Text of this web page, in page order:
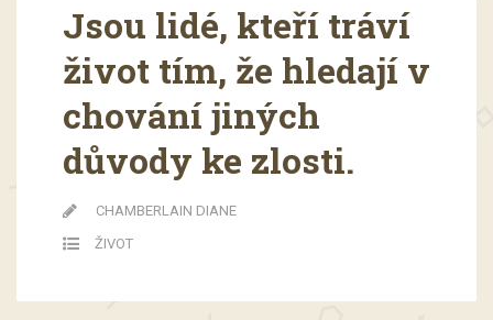
Jsou lidé, kteří tráví
život tím, že hledají v
chování jiných
důvody ke zlosti.
CHAMBERLAIN DIANE
ŽIVOT